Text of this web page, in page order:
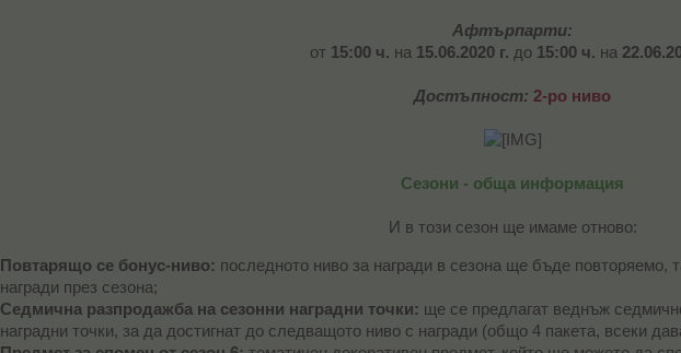
Афтърпарти:
от 15:00 ч. на 15.06.2020 г. до 15:00 ч. на
Достъпност: 2-ро ниво
Сезони - обща информация
И в този сезон ще имаме отново:​
Повтарящо се бонус-ниво: последното ниво за награди в сезона ще бъде повторяемо,
награди през сезона;
Седмична разпродажба на сезонни наградни точки: ще се предлагат веднъж
наградни точки, за да достигнат до следващото ниво с награди (общо 4 пакета, всеки